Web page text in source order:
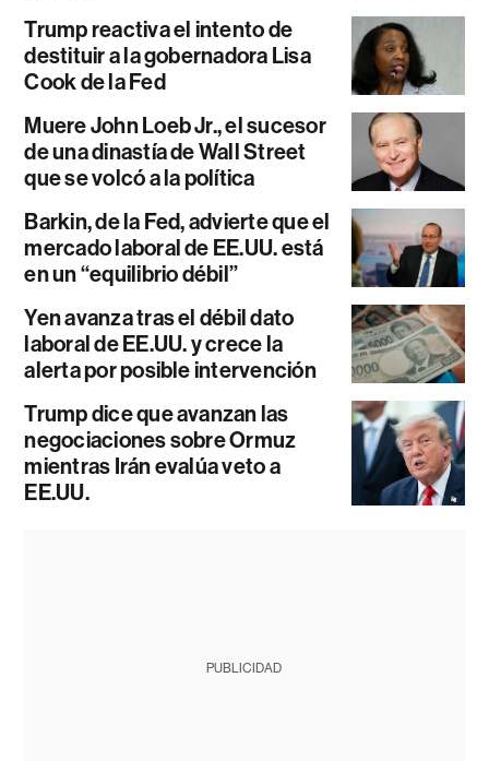
Trump reactiva el intento de
destituir a la gobernadora Lisa
Cook de la Fed
Muere John Loeb Jr., el sucesor
de una dinastía de Wall Street
que se volcó a la política
Barkin, de la Fed, advierte que el
mercado laboral de EE.UU. está
en un “equilibrio débil”
Yen avanza tras el débil dato
laboral de EE.UU. y crece la
alerta por posible intervención
Trump dice que avanzan las
negociaciones sobre Ormuz
mientras Irán evalúa veto a
EE.UU.
PUBLICIDAD